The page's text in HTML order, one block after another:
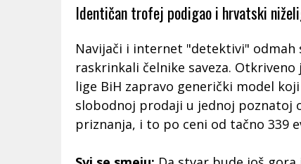
Identičan trofej podigao i hrvatski
Navijači i internet "detektivi" odmah
raskrinkali čelnike saveza.
lige BiH zapravo generički model
slobodnoj prodaji u jednoj poznatoj
priznanja, i to po ceni od tačno 339